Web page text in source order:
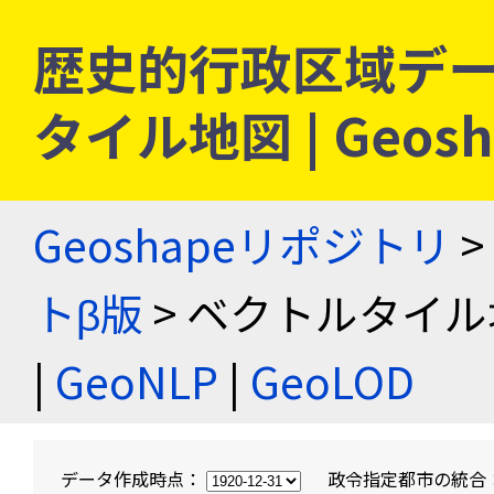
歴史的行政区域デ
タイル地図 |
Geoshapeリポジトリ >
トβ版 > ベクトルタイ
| GeoNLP | GeoLOD
データ作成時点： 政令指定都市の統